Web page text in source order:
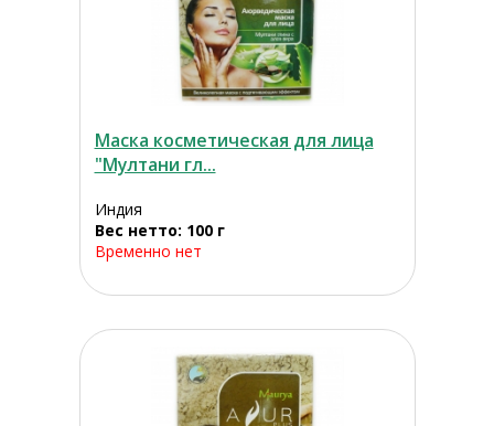
Маска косметическая для лица
"Мултани гл...
Индия
Вес нетто: 100 г
Временно нет